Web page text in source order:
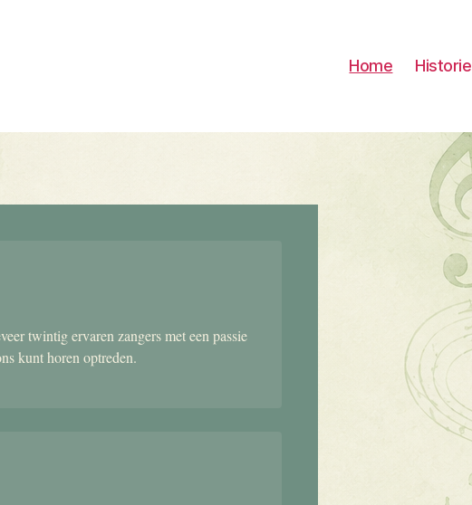
Home Historie
twintig ervaren zangers met een passie
kunt horen optreden.